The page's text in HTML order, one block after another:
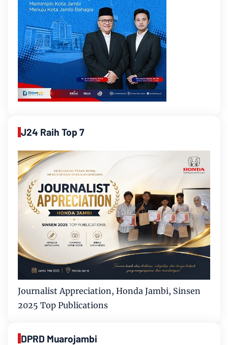
J24 Raih Top 7
Journalist Appreciation, Honda Jambi, Sinsen
2025 Top Publications
DPRD Muarojambi